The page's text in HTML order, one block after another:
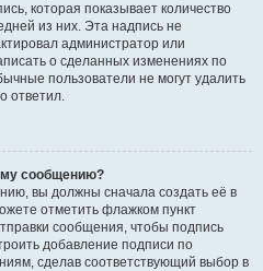
которая показывает количество
из них. Эта надпись не
администратор или
о сделанных изменениях по
пользователи не могут удалить
ответил.
сообщению?
вы должны сначала создать её в
отметить флажком пункт
сообщения, чтобы подпись
добавление подписи по
сделав соответствующий выбор в